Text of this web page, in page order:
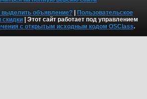
выделить объявление?|
Пользовательское
скидки | Этот сайт работает под управлением
с открытым исходным кодом OSClass.